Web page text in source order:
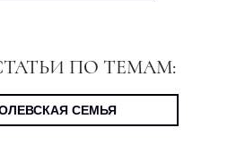
ПО ТЕМАМ:
СЕМЬЯ